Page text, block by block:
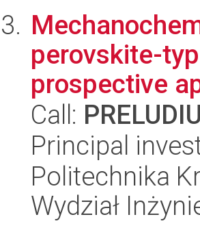
perovskite-
prospective
Call:
Principal
Politechnika
Wydział